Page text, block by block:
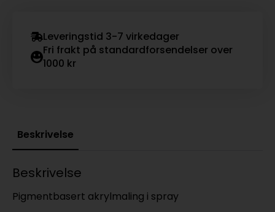
Leveringstid 3-7 virkedager
Fri frakt på standardforsendelser over
1000 kr
Beskrivelse
Beskrivelse
Pigmentbasert akrylmaling i spray